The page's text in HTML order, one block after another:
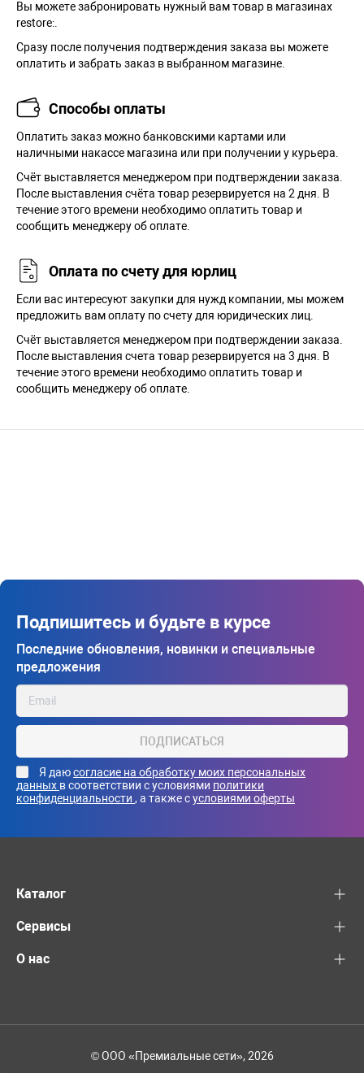
Вы можете забронировать нужный вам товар в магазинах
restore:.
Сразу после получения подтверждения заказа вы можете
оплатить и забрать заказ в выбранном магазине.
Способы оплаты
Оплатить заказ можно банковскими картами или
наличными накассе магазина или при получении у курьера.
Cчёт выставляется менеджером при подтверждении заказа.
После выставления счёта товар резервируется на 2 дня. В
течение этого времени необходимо оплатить товар и
сообщить менеджеру об оплате.
Оплата по счету для юрлиц
Если вас интересуют закупки для нужд компании, мы можем
предложить вам оплату по счету для юридических лиц.
Счёт выставляется менеджером при подтверждении заказа.
После выставления счета товар резервируется на 3 дня. В
течение этого времени необходимо оплатить товар и
сообщить менеджеру об оплате.
Подпишитесь и будьте в курсе
Последние обновления, новинки и специальные
предложения
ПОДПИСАТЬСЯ
Я даюсогласие на обработку моих персональных
данных в соответствии с условиями политики
конфиденциальности , а также сусловиями оферты
Каталог
Сервисы
О нас
© ООО «Премиальные сети», 2026